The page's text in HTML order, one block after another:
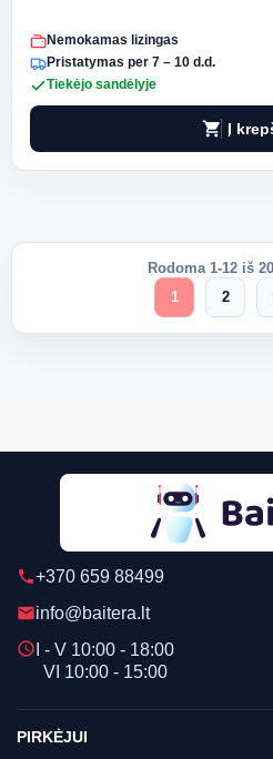
Nemokamas lizingas
Pristatymas per 7 – 10 d.d.
Tiekėjo sandėlyje
shopping_cart Į
Rodoma 1-12 iš
1
2
phone+370 659 88499
emailinfo@baitera.lt
schedule I - V 10:00 - 18:00
VI 10:00 - 15:00
PIRKĖJUI